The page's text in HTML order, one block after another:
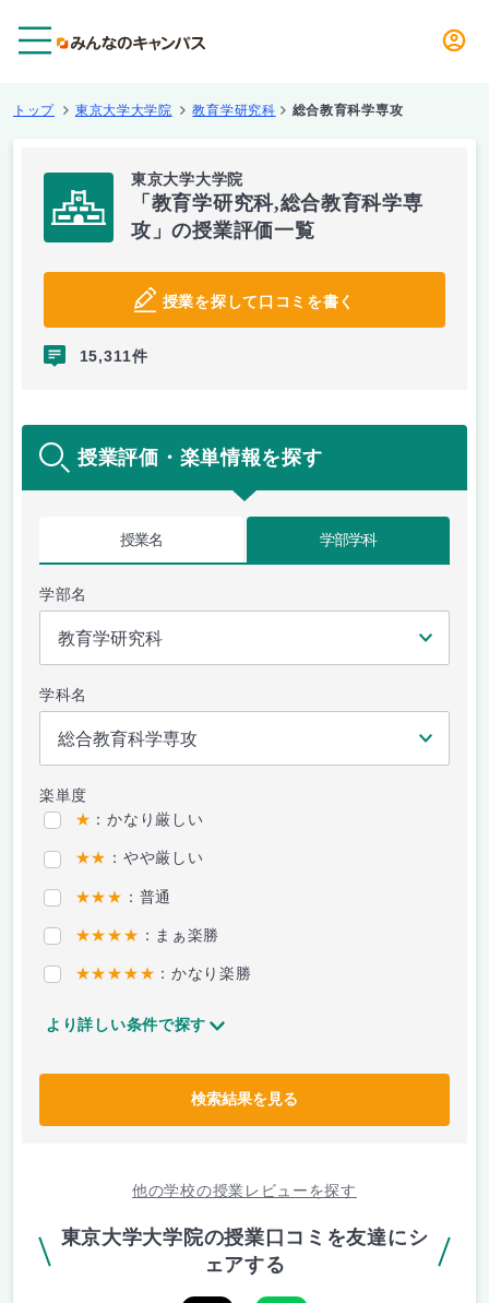
トップ 東京大学大学院 教育学研究科 総合教育科学専攻
東京大学大学院
「教育学研究科,総合教育科学専
攻」の授業評価一覧
授業を探して口コミを書く
15,311件
授業評価・楽単情報を探す
授業名 学部学科
学部名
学科名
楽単度
★ ：かなり厳しい
★★ ：やや厳しい
★★★ ：普通
★★★★ ：まぁ楽勝
★★★★★ ：かなり楽勝
より詳しい条件で探す
検索結果を見る
他の学校の授業レビューを探す
東京大学大学院の授業口コミを友達にシ
ェアする